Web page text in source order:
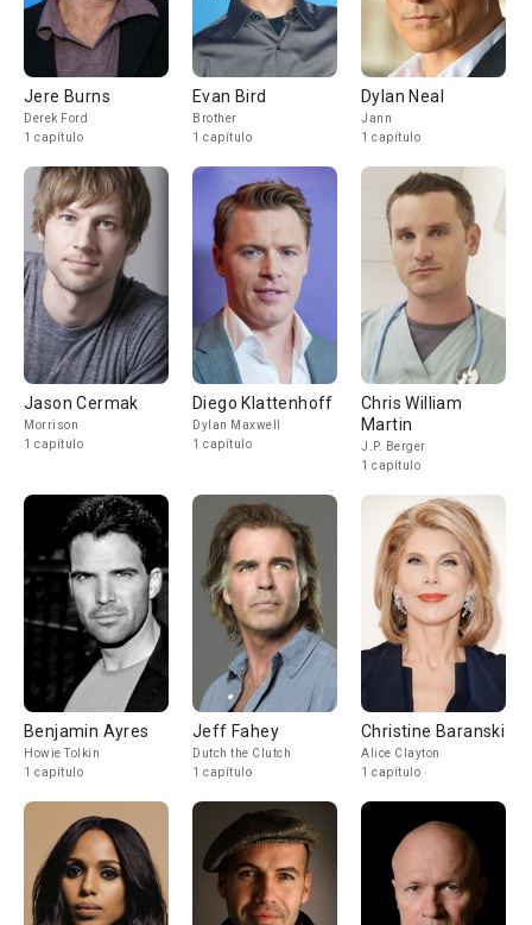
Jere Burns
Derek Ford
1 capítulo
Evan Bird
Brother
1 capítulo
Dylan Neal
Jann
1 capítulo
Jason Cermak
Morrison
1 capítulo
Diego Klattenhoff
Dylan Maxwell
1 capítulo
Chris William
Martin
J.P. Berger
1 capítulo
Benjamin Ayres
Howie Tolkin
1 capítulo
Jeff Fahey
Dutch the Clutch
1 capítulo
Christine Baranski
Alice Clayton
1 capítulo